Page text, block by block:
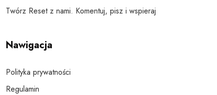
Twórz Reset z nami. Komentuj, pisz i wspieraj
Nawigacja
Polityka prywatności
Regulamin